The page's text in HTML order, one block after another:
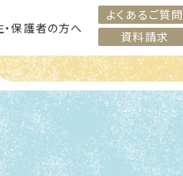
保護者の方へ
よくあるご質問
資料請求